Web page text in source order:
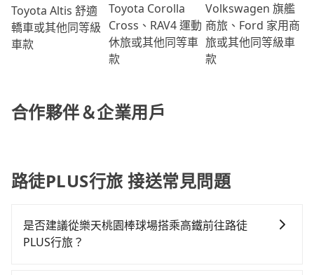
Toyota Altis 舒適
轎車或其他同等級
車款
Toyota Corolla
Cross、RAV4 運動
休旅或其他同等車
款
Volkswagen 旗艦
商旅、Ford 家用商
旅或其他同等級車
款
合作夥伴＆企業用戶
路徒PLUS行旅 接送常見問題
是否建議從樂天桃園棒球場搭乘高鐵前往路徒
PLUS行旅？